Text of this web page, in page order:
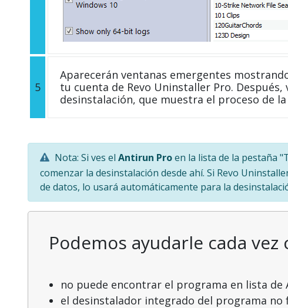
5
Aparecerán ventanas emergentes
tu cuenta de Revo Uninstaller Pro.
desinstalación, que muestra el proceso de
Nota: Si ves el Antirun Proen la lista de la pestaña
comenzar la desinstalación desde ahí. Si Revo
de datos, lo usará automáticamente para la
Podemos ayudarle cada
no puede encontrar el programa en lista de
el desinstalador integrado del programa no